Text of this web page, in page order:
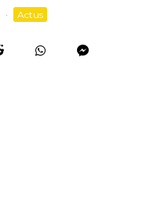
· Actus